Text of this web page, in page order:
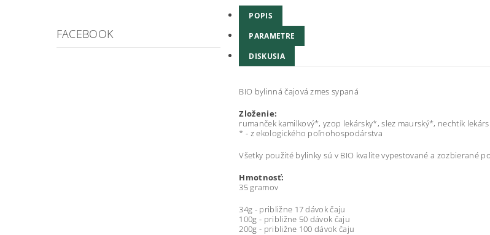
FACEBOOK
POPIS
PARAMETRE
DISKUSIA
BIO bylinná čajová zmes sypaná
Zloženie:
rumanček kamilkový*, yzop lekársky*, slez maurský*, nechtík
* - z ekologického poľnohospodárstva
Všetky použité bylinky sú v BIO kvalite vypestované a zozbierané
Hmotnosť:
35 gramov
34g - približne 17 dávok čaju
100g - približne 50 dávok čaju
200g - približne 100 dávok čaju